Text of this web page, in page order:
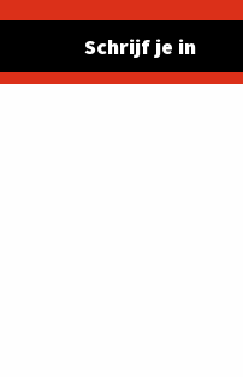
Schrijf je in